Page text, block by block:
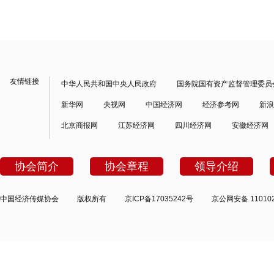
友情链接 中华人民共和国中央人民政府 国务院国有资产监督管理委员
新华网 央视网 中国经济网 经济参考网 新
北京商报网 江苏经济网 四川经济网 安徽经济网
协会简介 协会章程 领导介绍
中国经济传媒协会 版权所有 京ICP备17035242号 京公网安备